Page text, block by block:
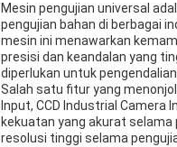
Mesin pengujian universal
pengujian bahan di berbagai
mesin ini menawarkan
presisi dan keandalan yang
diperlukan untuk
Salah satu fitur yang
Input, CCD Industrial
kekuatan yang akurat
resolusi tinggi selama